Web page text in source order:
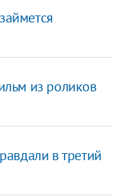
из роликов
в третий